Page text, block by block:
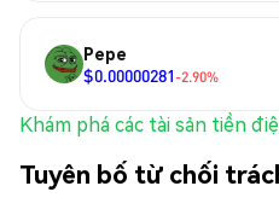
Pepe
$0.00000281-2.90%
Khám phá các tài sản tiền
Tuyên bố từ chối